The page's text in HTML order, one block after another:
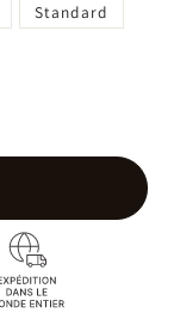
Standard